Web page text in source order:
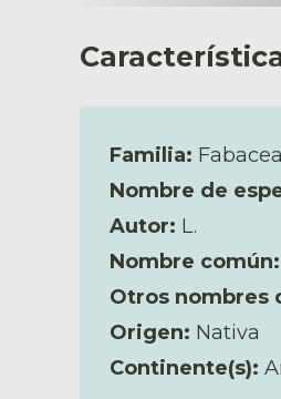
Familia:
Nombre de
Autor: L.
Nombre común:
Otros nombres
Origen: Nativa
Continente(s):